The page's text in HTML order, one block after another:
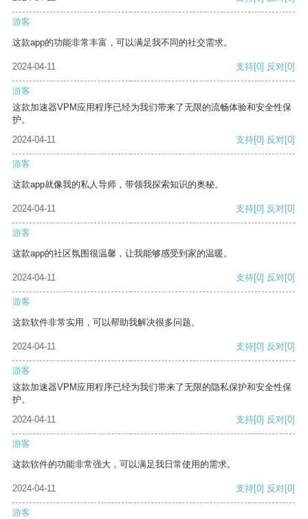
游客
这款app的功能非常丰富，可以满足我不同的社交需求。
2024-04-11 支持[0] 反对[0]
游客
这款加速器VPM应用程序已经为我们带来了无限的流畅体验和安全性保
护。
2024-04-11
支持[0] 反对[0]
游客
这款app就像我的私人导师，带领我探索知识的奥秘。
2024-04-11 支持[0] 反对[0]
游客
这款app的社区氛围很温馨，让我能够感受到家的温暖。
2024-04-11 支持[0] 反对[0]
游客
这款软件非常实用，可以帮助我解决很多问题。
2024-04-11 支持[0] 反对[0]
游客
这款加速器VPM应用程序已经为我们带来了无限的隐私保护和安全性保
护。
2024-04-11
支持[0] 反对[0]
游客
这款软件的功能非常强大，可以满足我日常使用的需求。
2024-04-11 支持[0] 反对[0]
游客